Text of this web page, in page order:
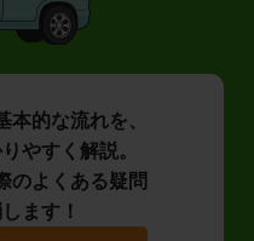
本的な流れを、
やすく解説。
のよくある疑問
ます！